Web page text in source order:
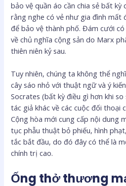
bảo vệ quần áo cần chia sẻ bất kỳ
rằng nghe có vẻ như gia đình
để bảo vệ thành phố. Đám cưới
về chủ nghĩa cộng sản do Marx
thiên niên kỷ sau.
Tuy nhiên, chúng ta không thể
cây sáo nhỏ với thuật ngữ và ý
Socrates (bất kỳ điều gì hơn khi so
tác giả khác về các cuộc đối thoại
Cộng hòa mới cung cấp nội dung
tục phẫu thuật bỏ phiếu, hình
tắc bắt đầu, do đó đây có thể là
chính trị cao.
Ống thở thương